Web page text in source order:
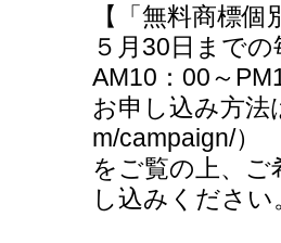
【「無料商標個
５月30日まで
AM10：00～
お申し込み方法
m/campaign/）
をご覧の上、
し込みください